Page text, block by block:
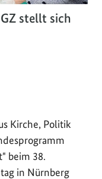
stellt sich
Kirche, Politik
beim 38.
in Nürnberg